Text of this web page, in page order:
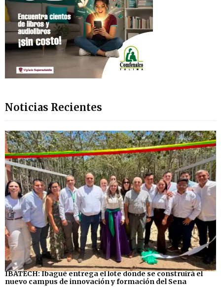
Noticias Recientes
IBATECH: Ibagué entrega el lote donde se construirá el
nuevo campus de innovación y formación del Sena